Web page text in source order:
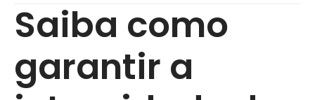
Saiba como
garantir a